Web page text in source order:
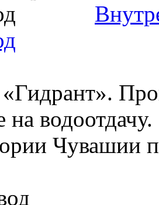
на
Чувашии